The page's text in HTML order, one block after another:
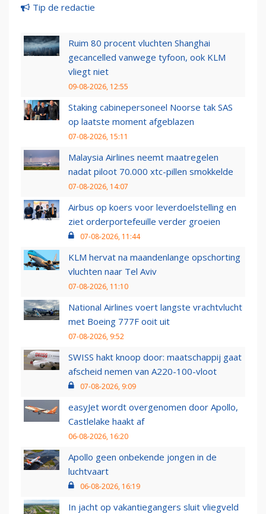
Tip de redactie
Ruim 80 procent vluchten Shanghai
gecancelled vanwege tyfoon, ook KLM
vliegt niet
09-08-2026, 12:55
Staking cabinepersoneel Noorse tak SAS
op laatste moment afgeblazen
07-08-2026, 15:11
Malaysia Airlines neemt maatregelen
nadat piloot 70.000 xtc-pillen smokkelde
07-08-2026, 14:07
Airbus op koers voor leverdoelstelling en
ziet orderportefeuille verder groeien
07-08-2026, 11:44
KLM hervat na maandenlange opschorting
vluchten naar Tel Aviv
07-08-2026, 11:10
National Airlines voert langste vrachtvlucht
met Boeing 777F ooit uit
07-08-2026, 9:52
SWISS hakt knoop door: maatschappij gaat
afscheid nemen van A220-100-vloot
07-08-2026, 9:09
easyJet wordt overgenomen door Apollo,
Castlelake haakt af
06-08-2026, 16:20
Apollo geen onbekende jongen in de
luchtvaart
06-08-2026, 16:19
In jacht op vakantiegangers sluit vliegveld